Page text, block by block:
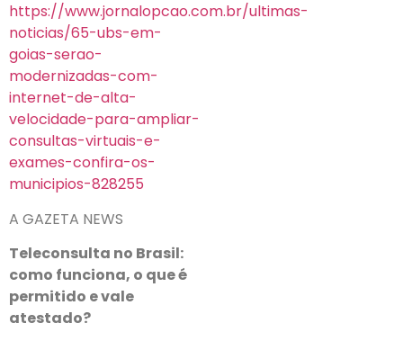
https://www.jornalopcao.com.br/ultimas-
noticias/65-ubs-em-
goias-serao-
modernizadas-com-
internet-de-alta-
velocidade-para-ampliar-
consultas-virtuais-e-
exames-confira-os-
municipios-828255
A GAZETA NEWS
Teleconsulta no Brasil:
como funciona, o que é
permitido e vale
atestado?